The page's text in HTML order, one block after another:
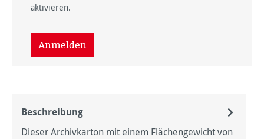
aktivieren.
Anmelden
Beschreibung
Dieser Archivkarton mit einem Flächengewicht von